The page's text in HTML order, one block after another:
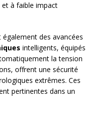
à faible impact
également des avancées
intelligents, équipés
la tension
offrent une sécurité
extrêmes. Ces
pertinentes dans un